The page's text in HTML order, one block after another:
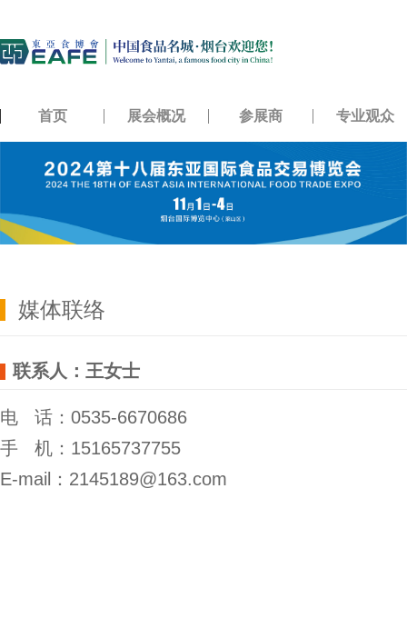
首页 展会概况 参展商 专业观众
媒体联络
联系人：王女士
电 话：0535-6670686
手 机：15165737755
E-mail：2145189@163.com